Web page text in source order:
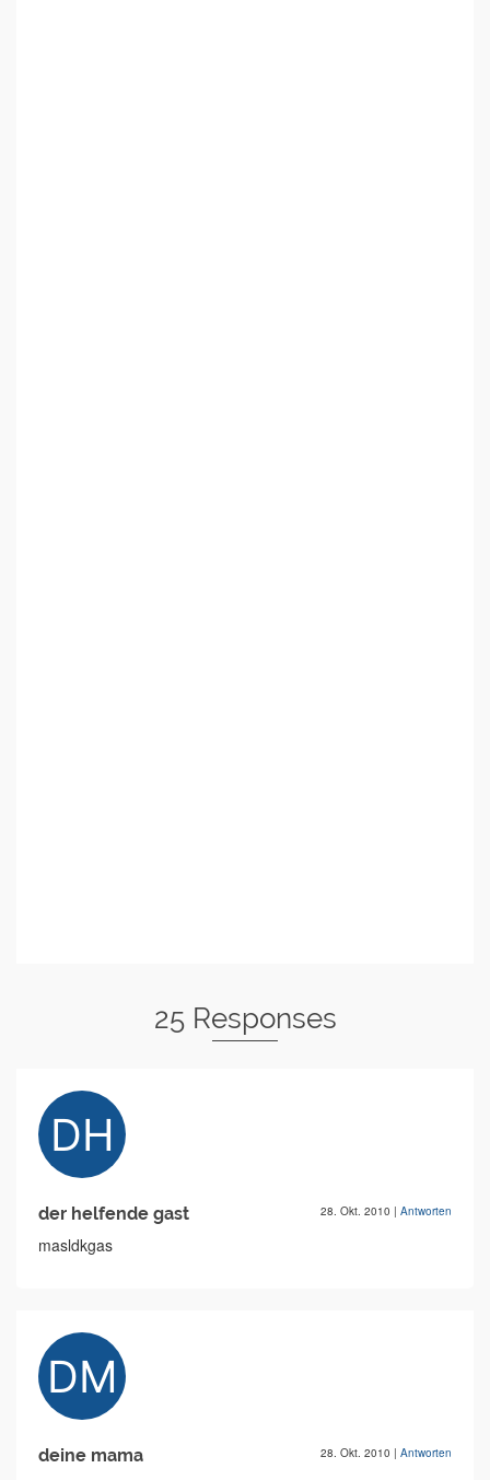
25 Responses
der helfende gast 28. Okt. 2010 | Antworten
masldkgas
deine mama 28. Okt. 2010 | Antworten